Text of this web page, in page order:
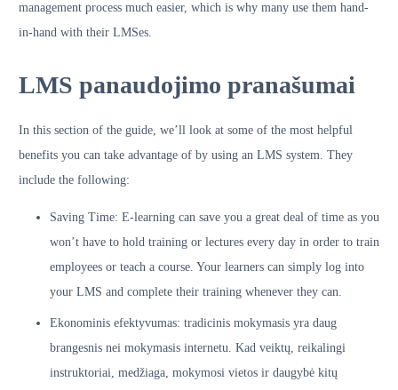
management process much easier, which is why many use them hand-
in-hand with their LMSes.
LMS panaudojimo pranašumai
In this section of the guide, we’ll look at some of the most helpful
benefits you can take advantage of by using an LMS system. They
include the following:
Saving Time: E-learning can save you a great deal of time as you
won’t have to hold training or lectures every day in order to train
employees or teach a course. Your learners can simply log into
your LMS and complete their training whenever they can.
Ekonominis efektyvumas: tradicinis mokymasis yra daug
brangesnis nei mokymasis internetu. Kad veiktų, reikalingi
instruktoriai, medžiaga, mokymosi vietos ir daugybė kitų